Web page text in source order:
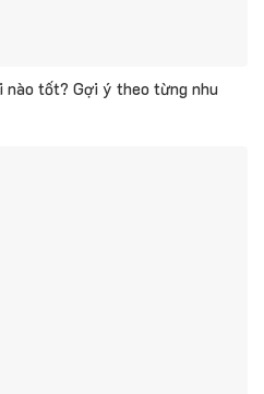
nào tốt? Gợi ý theo từng nhu